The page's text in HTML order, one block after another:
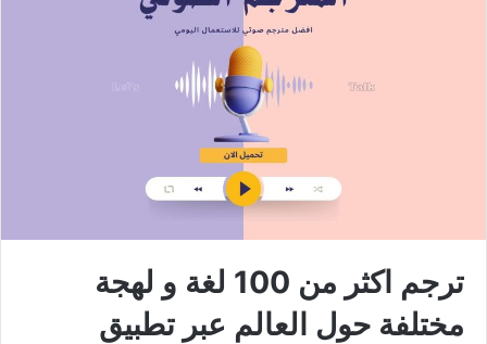
ترجم اكثر من 100 لغة و لهجة
مختلفة حول العالم عبر تطبيق